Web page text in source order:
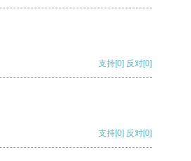
支持[0] 反对[0]
支持[0] 反对[0]